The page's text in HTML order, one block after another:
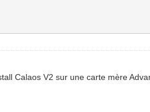
Calaos V2 sur une carte mère